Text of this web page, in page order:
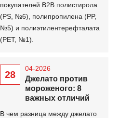
покупателей B2B полистирола
(PS, №6), полипропилена (PP,
№5) и полиэтилентерефталата
(PET, №1).
28
04-2026
Джелато против
мороженого: 8
важных отличий
В чем разница между джелато